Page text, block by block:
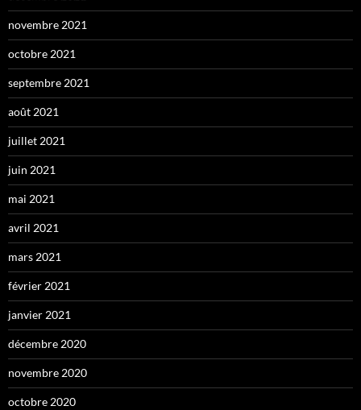
novembre 2021
octobre 2021
septembre 2021
août 2021
juillet 2021
juin 2021
mai 2021
avril 2021
mars 2021
février 2021
janvier 2021
décembre 2020
novembre 2020
octobre 2020